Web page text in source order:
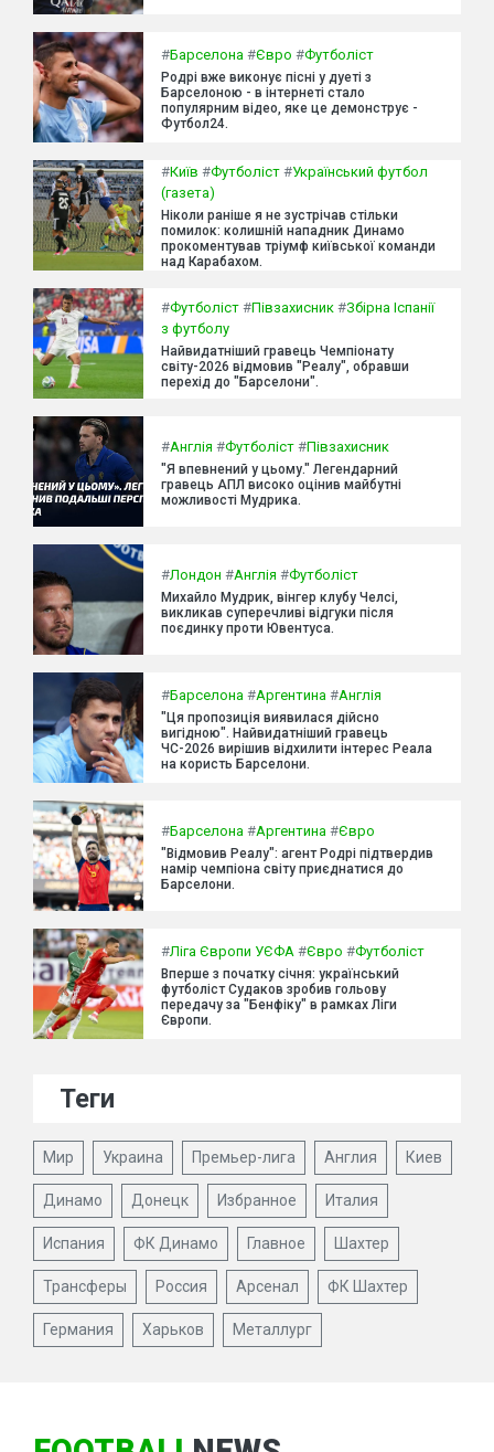
#Барселона #Євро #Футболіст
Родрі вже виконує пісні у дуеті з
Барселоною - в інтернеті стало
популярним відео, яке це демонструє -
Футбол24.
#Київ #Футболіст #Український футбол
(газета)
Ніколи раніше я не зустрічав стільки
помилок: колишній нападник Динамо
прокоментував тріумф київської команди
над Карабахом.
#Футболіст #Півзахисник #Збірна Іспанії
з футболу
Найвидатніший гравець Чемпіонату
світу-2026 відмовив "Реалу", обравши
перехід до "Барселони".
#Англія #Футболіст #Півзахисник
"Я впевнений у цьому." Легендарний
гравець АПЛ високо оцінив майбутні
можливості Мудрика.
#Лондон #Англія #Футболіст
Михайло Мудрик, вінгер клубу Челсі,
викликав суперечливі відгуки після
поєдинку проти Ювентуса.
#Барселона #Аргентина #Англія
"Ця пропозиція виявилася дійсно
вигідною". Найвидатніший гравець
ЧС-2026 вирішив відхилити інтерес Реала
на користь Барселони.
#Барселона #Аргентина #Євро
"Відмовив Реалу": агент Родрі підтвердив
намір чемпіона світу приєднатися до
Барселони.
#Ліга Європи УЄФА #Євро #Футболіст
Вперше з початку січня: український
футболіст Судаков зробив гольову
передачу за "Бенфіку" в рамках Ліги
Європи.
Теги
Мир Украина Премьер-лига Англия Киев
Динамо Донецк Избранное Италия
Испания ФК Динамо Главное Шахтер
Трансферы Россия Арсенал ФК Шахтер
Германия Харьков Металлург